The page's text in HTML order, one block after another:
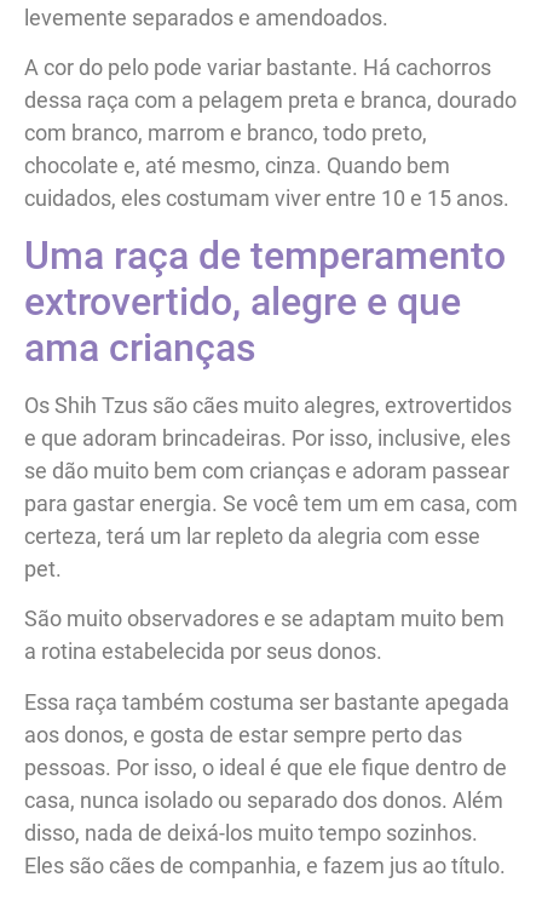
levemente separados e amendoados.
A cor do pelo pode variar bastante. Há cachorros
dessa raça com a pelagem preta e branca, dourado
com branco, marrom e branco, todo preto,
chocolate e, até mesmo, cinza. Quando bem
cuidados, eles costumam viver entre 10 e 15 anos.
Uma raça de temperamento
extrovertido, alegre e que
ama crianças
Os Shih Tzus são cães muito alegres, extrovertidos
e que adoram brincadeiras. Por isso, inclusive, eles
se dão muito bem com crianças e adoram passear
para gastar energia. Se você tem um em casa, com
certeza, terá um lar repleto da alegria com esse
pet.
São muito observadores e se adaptam muito bem
a rotina estabelecida por seus donos.
Essa raça também costuma ser bastante apegada
aos donos, e gosta de estar sempre perto das
pessoas. Por isso, o ideal é que ele fique dentro de
casa, nunca isolado ou separado dos donos. Além
disso, nada de deixá-los muito tempo sozinhos.
Eles são cães de companhia, e fazem jus ao título.